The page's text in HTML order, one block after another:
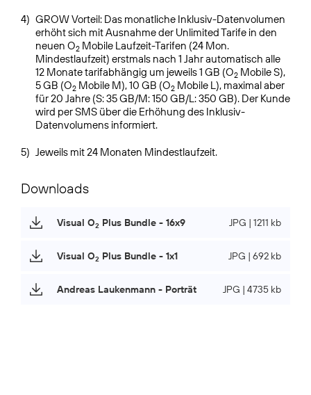
4) GROW Vorteil: Das monatliche Inklusiv-Datenvolumen
erhöht sich mit Ausnahme der Unlimited Tarife in den
neuen O2 Mobile Laufzeit-Tarifen (24 Mon.
Mindestlaufzeit) erstmals nach 1 Jahr automatisch alle
12 Monate tarifabhängig um jeweils 1 GB (O2 Mobile S),
5 GB (O2 Mobile M), 10 GB (O2 Mobile L), maximal aber
für 20 Jahre (S: 35 GB/M: 150 GB/L: 350 GB). Der Kunde
wird per SMS über die Erhöhung des Inklusiv-
Datenvolumens informiert.
5) Jeweils mit 24 Monaten Mindestlaufzeit.
Downloads
Visual O2 Plus Bundle - 16x9 JPG | 1211 kb
Visual O2 Plus Bundle - 1x1 JPG | 692 kb
Andreas Laukenmann - Porträt JPG | 4735 kb